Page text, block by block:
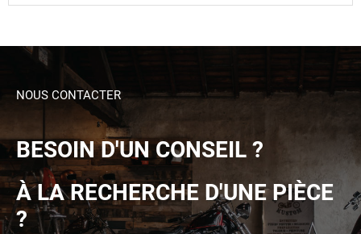
NOUS CONTACTER
BESOIN D'UN CONSEIL ?
À LA RECHERCHE D'UNE PIÈCE
?